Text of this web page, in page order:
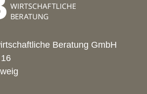
Beratung GmbH